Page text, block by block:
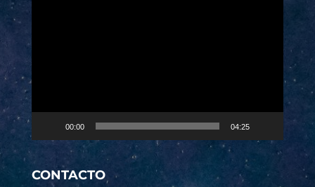
00:00 04:25
CONTACTO